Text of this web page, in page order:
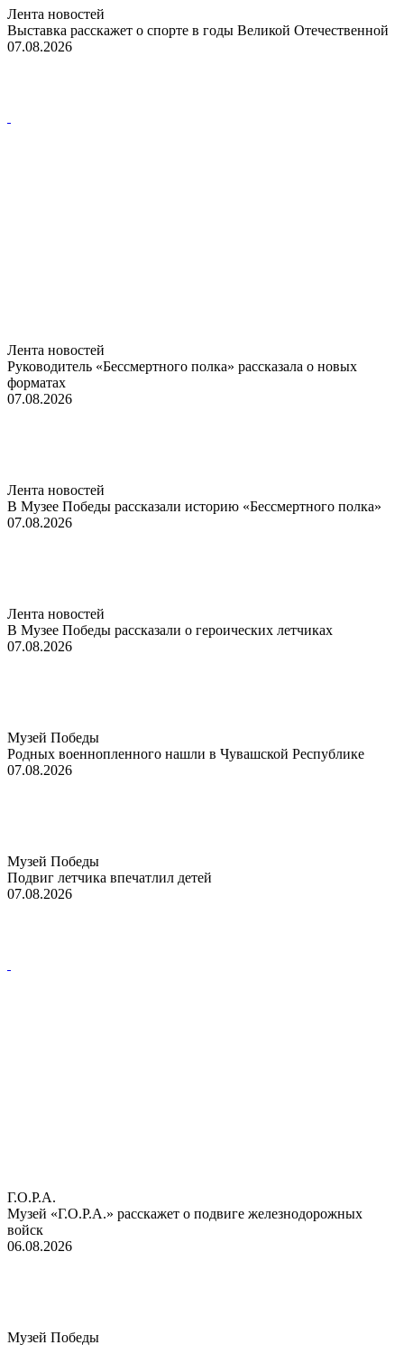
Лента новостей
Выставка расскажет о спорте в годы Великой Отечественной
07.08.2026
Лента новостей
Руководитель «Бессмертного полка» рассказала о новых
форматах
07.08.2026
Лента новостей
В Музее Победы рассказали историю «Бессмертного полка»
07.08.2026
Лента новостей
В Музее Победы рассказали о героических летчиках
07.08.2026
Музей Победы
Родных военнопленного нашли в Чувашской Республике
07.08.2026
Музей Победы
Подвиг летчика впечатлил детей
07.08.2026
Г.О.Р.А.
Музей «Г.О.Р.А.» расскажет о подвиге железнодорожных
войск
06.08.2026
Музей Победы